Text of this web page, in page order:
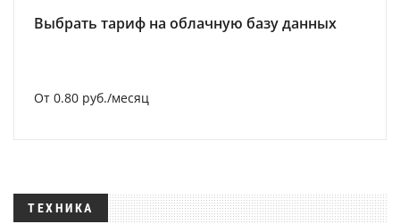
Выбрать тариф на облачную базу данных
От 0.80 руб./месяц
ТЕХНИКА